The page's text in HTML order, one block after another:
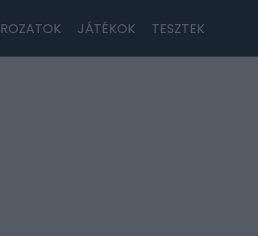
JÁTÉKOK TESZTEK